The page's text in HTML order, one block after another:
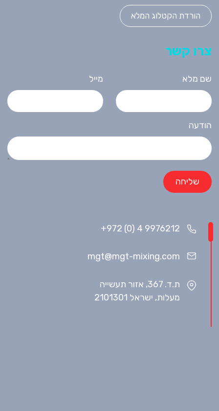
הורדת הקטלוג המלא
צרו קשר
שם מלא מייל
הודעה
+972 (0) 4 9976212
mgt@mgt-mixing.com
ת.ד. 367, אזור תעשייה
מעלות, ישראל 2101301